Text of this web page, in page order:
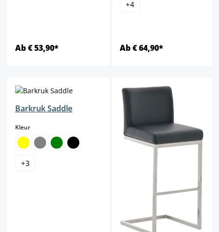
Ab € 53,90*
+4
Ab € 64,90*
Barkruk Saddle
Kleurselect
+3